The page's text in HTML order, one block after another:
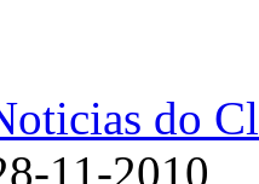
do
11-2010